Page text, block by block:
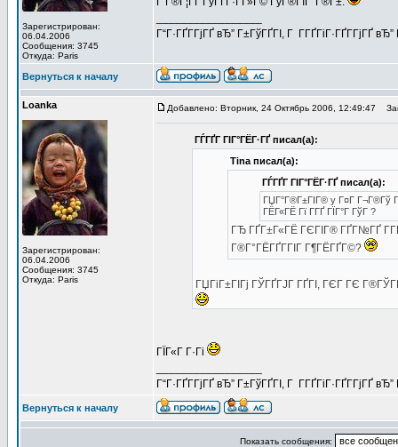
Зарегистрирован:
06.04.2006
Сообщения: 3745
Откуда: Paris
Г“Г·ГҐГ­ГјГҐ вЂ” Г±ГўГҐГІ, Г Г­ГҐГіГ·ГҐГ­ГјГҐ
Вернуться к началу
Loanka
Зарегистрирован:
06.04.2006
Сообщения: 3745
Откуда: Paris
Добавлено: Вторник, 24 Октябрь 2006, 12:49:47
ГЃГҐГ ГІГ°ГЁГ·ГҐ писал(а):
Tina писал(а):
ГЃГҐГ ГІГ°ГЁГ·ГҐ писал(а):
ГЏГ°Г®Г±ГІГ® y Г¤Г Г¬Г®Гў
ГЁГ«ГЁ Гї Г­ГҐ ГЇГ°Г ГўГ ?
ГЂ ГҐГ±Г«ГЁ ГЄГІГ® ГҐГ№ГҐ
Г®Г°ГЁГҐГ­ГІГ Г¶ГЁГҐГ©?
ГЏГіГ±ГІГј ГЎГҐГЈГ ГҐГІ, ГЄГ ГЄ
ГЇГ«Г Г·Гі
Г“Г·ГҐГ­ГјГҐ вЂ” Г±ГўГҐГІ, Г Г­ГҐГіГ·ГҐГ­ГјГҐ
Вернуться к началу
Показать сообщения: